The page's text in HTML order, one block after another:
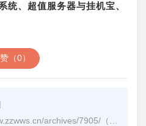
统、超值服务器与挂机宝、
赞（0）
archives/7905/ （转载时请注明本文出处及文章链接）